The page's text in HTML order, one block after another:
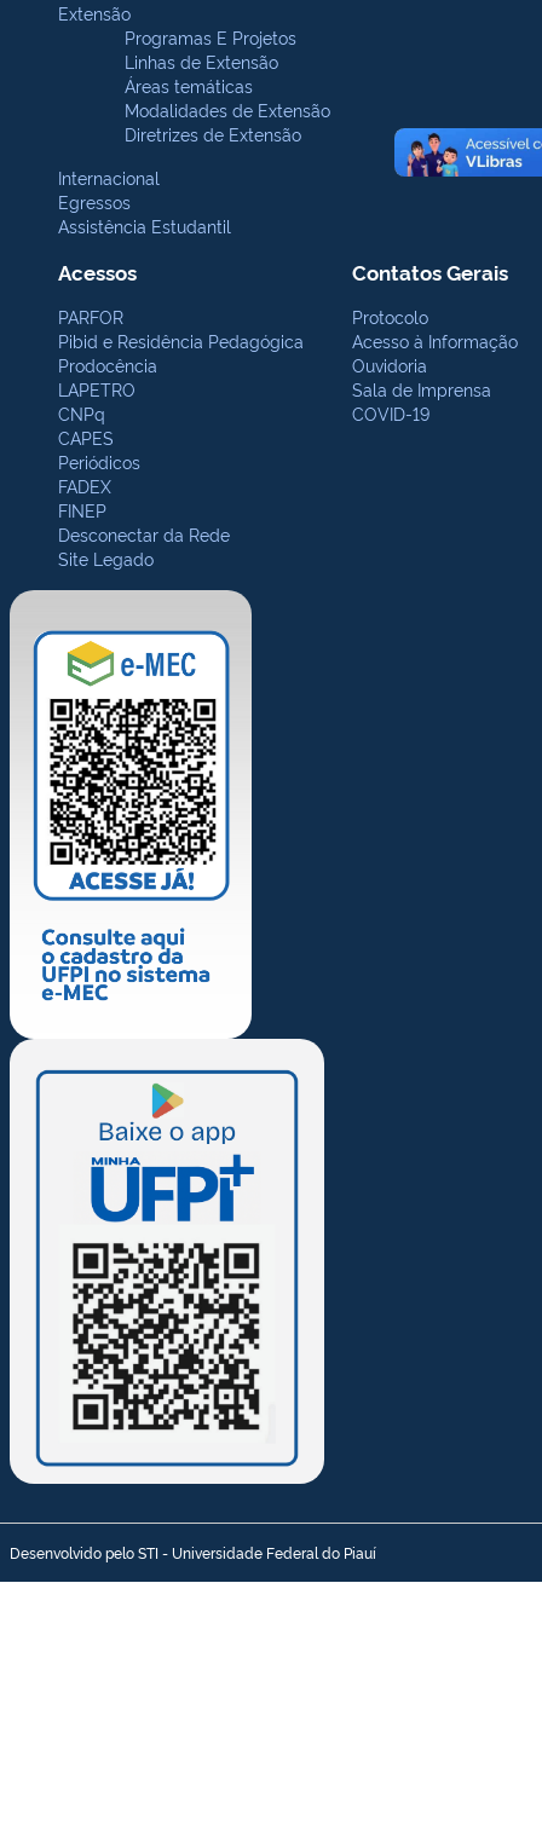
Extensão
Programas E Projetos
Linhas de Extensão
Áreas temáticas
Modalidades de Extensão
Diretrizes de Extensão
Internacional
Egressos
Assistência Estudantil
Acessos
PARFOR
Pibid e Residência Pedagógica
Prodocência
LAPETRO
CNPq
CAPES
Periódicos
FADEX
FINEP
Desconectar da Rede
Site Legado
Contatos Gerais
Protocolo
Acesso à Informação
Ouvidoria
Sala de Imprensa
COVID-19
Desenvolvido pelo STI - Universidade Federal do Piauí